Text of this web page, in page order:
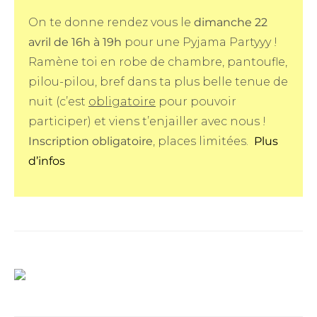
On te donne rendez vous le dimanche 22
avril de 16h à 19h pour une Pyjama Partyyy !
Ramène toi en robe de chambre, pantoufle,
pilou-pilou, bref dans ta plus belle tenue de
nuit (c’est obligatoire pour pouvoir
participer) et viens t’enjailler avec nous !
Inscription obligatoire, places limitées. Plus
d’infos